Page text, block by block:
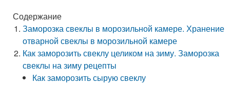
Содержание
Заморозка свеклы в морозильной камере. Хранение
отварной свеклы в морозильной камере
Как заморозить свеклу целиком на зиму. Заморозка
свеклы на зиму рецепты
Как заморозить сырую свеклу